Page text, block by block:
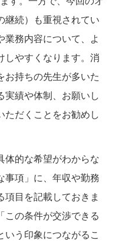
継続）も重視されてい
業務内容について、よ
しやすくなります。消
お持ちの先生が多いた
実績や体制、お願いし
ただくことをお勧めし
体的な希望がわからな
事項」に、年収や勤務
項目を記載しておきま
この条件が交渉できる
いう印象につながるこ